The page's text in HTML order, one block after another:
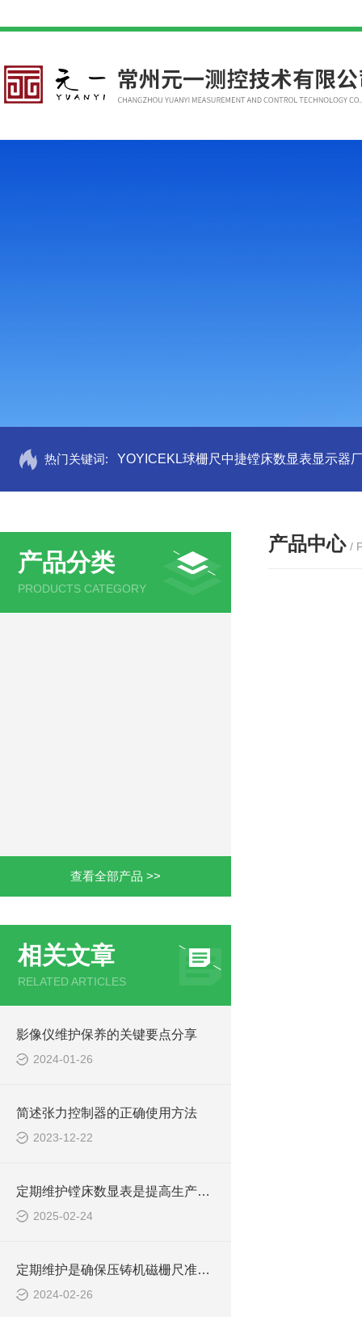
热门关键词: YOYICEKL球栅尺中捷镗床数显表显示器
产品分类
PRODUCTS CATEGORY
查看全部产品 >>
相关文章
RELATED ARTICLES
影像仪维护保养的关键要点分享
2024-01-26
简述张力控制器的正确使用方法
2023-12-22
定期维护镗床数显表是提高生产效率和加工质量的关键
2025-02-24
定期维护是确保压铸机磁栅尺准确测量的关键
2024-02-26
产品中心 /